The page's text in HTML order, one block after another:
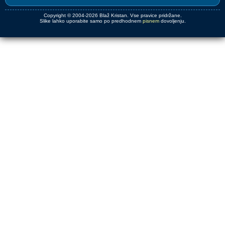
Copyright © 2004-2026 Blaž Kristan. Vse pravice pridržane.
Slike lahko uporabite samo po predhodnem pisnemdovoljenju.